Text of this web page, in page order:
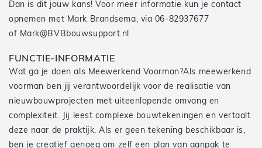
Dan is dit jouw kans! Voor meer informatie kun je contact
opnemen met Mark Brandsema, via 06-82937677
of Mark@BVBbouwsupport.nl
FUNCTIE-INFORMATIE
Wat ga je doen als Meewerkend Voorman?Als meewerkend
voorman ben jij verantwoordelijk voor de realisatie van
nieuwbouwprojecten met uiteenlopende omvang en
complexiteit. Jij leest complexe bouwtekeningen en vertaalt
deze naar de praktijk. Als er geen tekening beschikbaar is,
ben je creatief genoeg om zelf een plan van aanpak te